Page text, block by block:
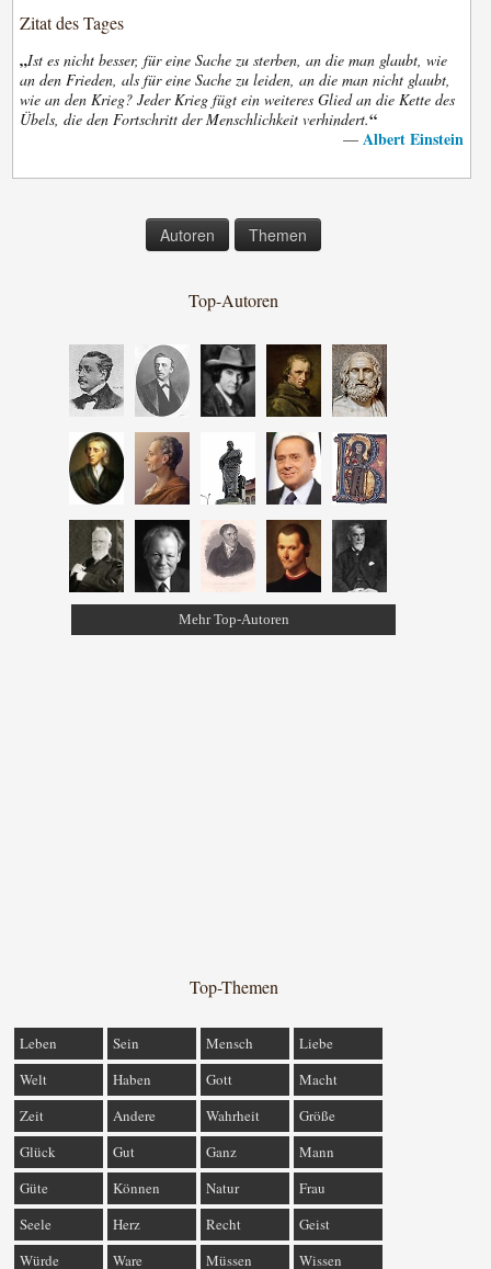
Zitat des Tages
„Ist es nicht besser, für eine Sache zu sterben, an die man glaubt, wie
an den Frieden, als für eine Sache zu leiden, an die man nicht glaubt,
wie an den Krieg? Jeder Krieg fügt ein weiteres Glied an die Kette des
Übels, die den Fortschritt der Menschlichkeit verhindert.“
— Albert Einstein
Autoren Themen
Top-Autoren
Mehr Top-Autoren
Top-Themen
Leben Sein Mensch
Liebe
Welt
Haben Gott
Macht
Zeit
Andere Wahrheit
Größe
Glück
Gut Ganz
Mann
Güte
Können Natur
Frau
Seele
Herz Recht
Geist
Würde
Ware Müssen Wissen